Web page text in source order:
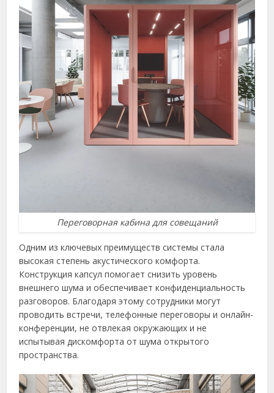
Переговорная кабина для совещаний
Одним из ключевых преимуществ системы стала
высокая степень акустического комфорта.
Конструкция капсул помогает снизить уровень
внешнего шума и обеспечивает конфиденциальность
разговоров. Благодаря этому сотрудники могут
проводить встречи, телефонные переговоры и онлайн-
конференции, не отвлекая окружающих и не
испытывая дискомфорта от шума открытого
пространства.